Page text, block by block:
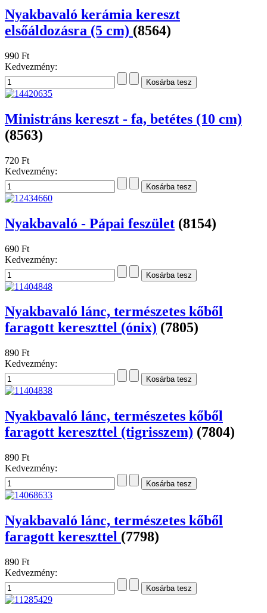
Nyakbavaló kerámia kereszt
elsőáldozásra (5 cm) (8564)
990 Ft
Kedvezmény:
Ministráns kereszt - fa, betétes (10 cm)
(8563)
720 Ft
Kedvezmény:
Nyakbavaló - Pápai feszület (8154)
690 Ft
Kedvezmény:
Nyakbavaló lánc, természetes kőből
faragott kereszttel (ónix) (7805)
890 Ft
Kedvezmény:
Nyakbavaló lánc, természetes kőből
faragott kereszttel (tigrisszem) (7804)
890 Ft
Kedvezmény:
Nyakbavaló lánc, természetes kőből
faragott kereszttel (7798)
890 Ft
Kedvezmény: